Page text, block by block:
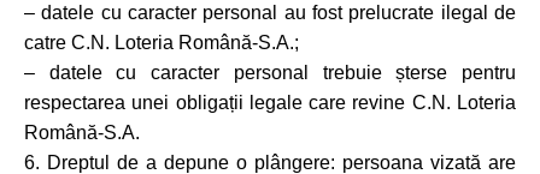
– datele cu caracter personal au fost prelucrate ilegal de
catre C.N. Loteria Română-S.A.;
– datele cu caracter personal trebuie șterse pentru
respectarea unei obligații legale care revine C.N. Loteria
Română-S.A.
6. Dreptul de a depune o plângere: persoana vizată are